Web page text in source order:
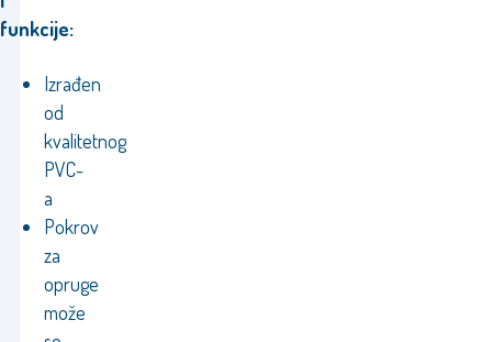
funkcije:
Izrađen
od
kvalitetnog
PVC-
a
Pokrov
za
opruge
može